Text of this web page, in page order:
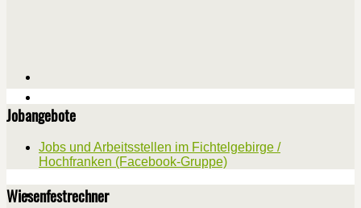
Jobangebote
Jobs und Arbeitsstellen im Fichtelgebirge /
Hochfranken (Facebook-Gruppe)
Wiesenfestrechner